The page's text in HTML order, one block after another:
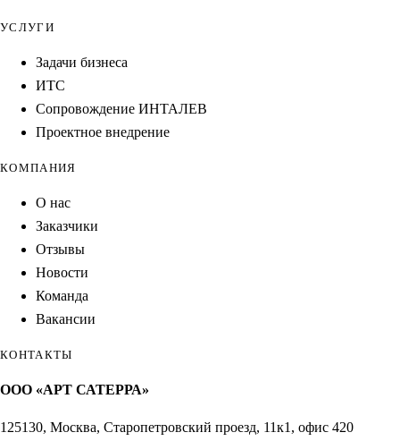
УСЛУГИ
Задачи бизнеса
ИТС
Сопровождение ИНТАЛЕВ
Проектное внедрение
КОМПАНИЯ
О нас
Заказчики
Отзывы
Новости
Команда
Вакансии
КОНТАКТЫ
ООО «АРТ САТЕРРА»
125130, Москва, Старопетровский проезд, 11к1, офис 420